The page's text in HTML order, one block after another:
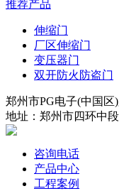
推荐产品
伸缩门
厂区伸缩门
变压器门
双开防火防盗门
郑州市PG电子(中国
地址：郑州市四环中
咨询电话
产品中心
工程案例